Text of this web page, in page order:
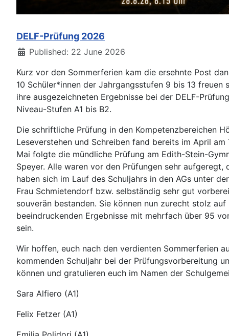
DELF-Prüfung 2026
DetailsPublished: 22 June 2026
Kurz vor den Sommerferien kam die ersehnte Post
10 Schüler*innen der Jahrgangsstufen 9 bis 13 freuen
ihre ausgezeichneten Ergebnisse bei der DELF-
Niveau-Stufen A1 bis B2.
Die schriftliche Prüfung in den Kompetenzbereichen
Leseverstehen und Schreiben fand bereits im April am
Mai folgte die mündliche Prüfung am Edith-Stein-
Speyer. Alle waren vor den Prüfungen sehr aufgeregt,
haben sich im Lauf des Schuljahrs in den AGs unter
Frau Schmietendorf bzw. selbständig sehr gut
souverän bestanden. Sie können nun zurecht stolz auf
beeindruckenden Ergebnisse mit mehrfach über 95
sein.
Wir hoffen, euch nach den verdienten Sommerferien
kommenden Schuljahr bei der Prüfungsvorbereitung
können und gratulieren euch im Namen der
Sara Alfiero (A1)
Felix Fetzer (A1)